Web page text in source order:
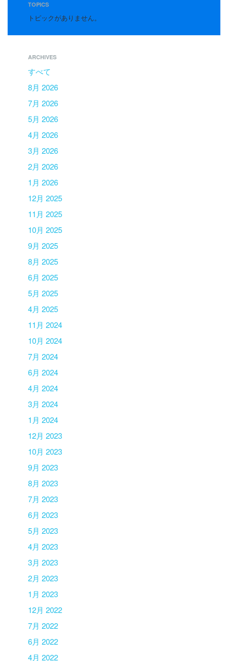
TOPICS
トピックがありません。
ARCHIVES
すべて
8月 2026
7月 2026
5月 2026
4月 2026
3月 2026
2月 2026
1月 2026
12月 2025
11月 2025
10月 2025
9月 2025
8月 2025
6月 2025
5月 2025
4月 2025
11月 2024
10月 2024
7月 2024
6月 2024
4月 2024
3月 2024
1月 2024
12月 2023
10月 2023
9月 2023
8月 2023
7月 2023
6月 2023
5月 2023
4月 2023
3月 2023
2月 2023
1月 2023
12月 2022
7月 2022
6月 2022
4月 2022